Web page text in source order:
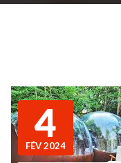
4
FÉV 2024